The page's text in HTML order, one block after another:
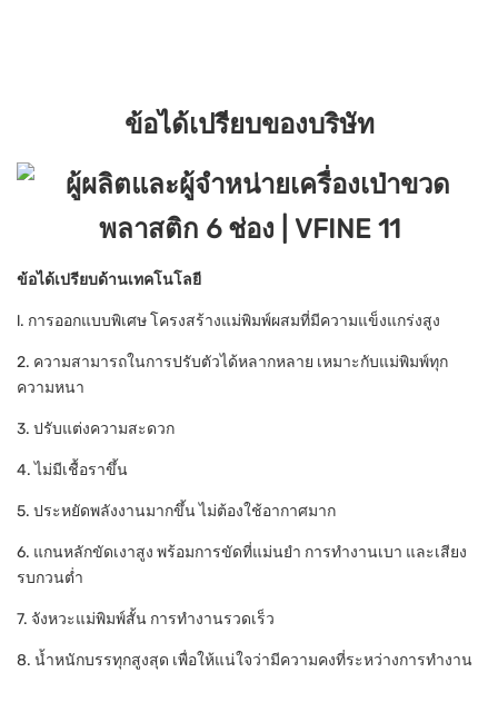
ข้อได้เปรียบของบริษัท
ข้อได้เปรียบด้านเทคโนโลยี
l. การออกแบบพิเศษ โครงสร้างแม่พิมพ์ผสมที่มีความแข็งแกร่งสูง
2. ความสามารถในการปรับตัวได้หลากหลาย เหมาะกับแม่พิมพ์ทุก
ความหนา
3. ปรับแต่งความสะดวก
4. ไม่มีเชื้อราขึ้น
5. ประหยัดพลังงานมากขึ้น ไม่ต้องใช้อากาศมาก
6. แกนหลักขัดเงาสูง พร้อมการขัดที่แม่นยำ การทำงานเบา และเสียง
รบกวนต่ำ
7. จังหวะแม่พิมพ์สั้น การทำงานรวดเร็ว
8. น้ำหนักบรรทุกสูงสุด เพื่อให้แน่ใจว่ามีความคงที่ระหว่างการทำงาน